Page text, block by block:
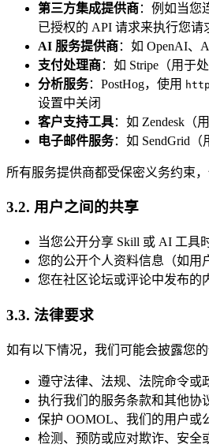
第三方集成提供商：例如当您
已授权的 API 请求来执行您请
AI 服务提供商：如 OpenAI、
支付处理商：如 Stripe（用于
分析服务：PostHog，使用
设置中关闭
客户支持工具：如 Zendesk（
电子邮件服务：如 SendGrid（
所有服务提供商都受保密义务约束
3.2. 用户之间的共享
当您公开分享 Skill 或 AI 工具
您的公开个人资料信息（如用
您在社区论坛或评论中发布的
3.3. 法律要求
如有以下情况，我们可能会披露您的
遵守法律、法规、法院命令或
执行我们的服务条款和其他协
保护 OOMOL、我们的用户或
检测、预防或应对欺诈、安全